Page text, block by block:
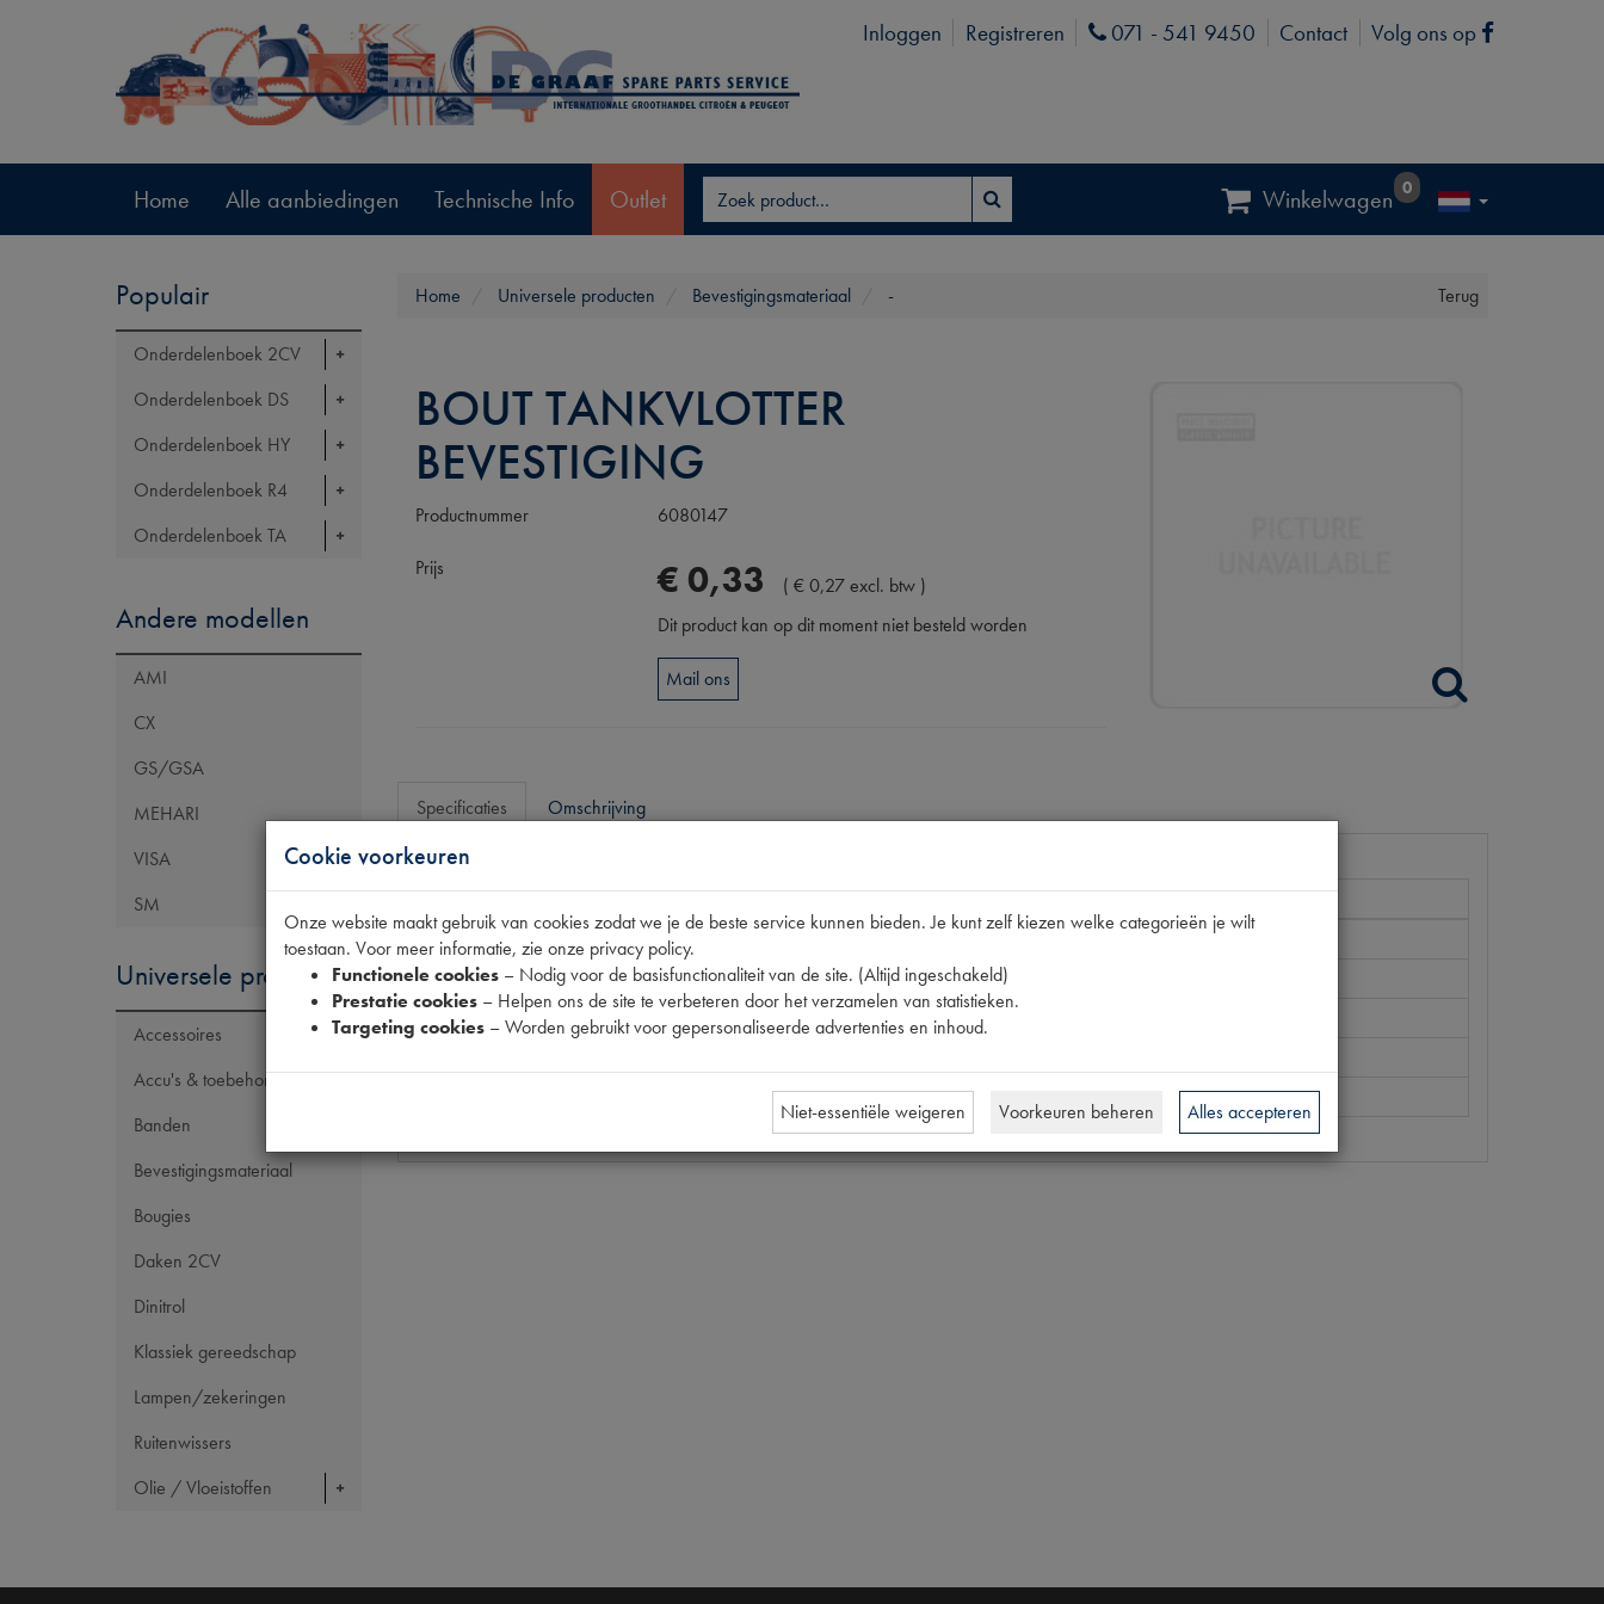
Inloggen Registreren Phone
071 - 541 9450 Contact Volg ons op Facebook
Home Alle aanbiedingen Technische Info Outlet Winkelwagen 0
Populair
Onderdelenboek 2CV
Onderdelenboek DS
Onderdelenboek HY
Onderdelenboek R4
Onderdelenboek TA
Andere modellen
AMI
CX
GS/GSA
MEHARI
VISA
SM
Universele producten
Accessoires
Accu's & toebehoren
Banden
Bevestigingsmateriaal
Bougies
Daken 2CV
Dinitrol
Klassiek gereedschap
Lampen/zekeringen
Ruitenwissers
Olie / Vloeistoffen
Terug
Home Universele producten Bevestigingsmateriaal -
BOUT TANKVLOTTER
BEVESTIGING
Productnummer 6080147
Prijs € 0,33 (€0,27excl. btw )
Dit product kan op dit moment niet besteld worden
Mail ons
Specificaties Omschrijving
Eigenschappen
Artikelcode JF
Model Citroën
OE Citroën
Cookie voorkeuren
Onze website maakt gebruik van cookies zodat we je de beste service kunnen bieden. Je kunt zelf kiezen welke categorieën je wilt
toestaan. Voor meer informatie, zie onze privacy policy.
Functionele cookies – Nodig voor de basisfunctionaliteit van de site. (Altijd ingeschakeld)
Prestatie cookies – Helpen ons de site te verbeteren door het verzamelen van statistieken.
Targeting cookies – Worden gebruikt voor gepersonaliseerde advertenties en inhoud.
Niet-essentiële weigeren Voorkeuren beheren Alles accepteren